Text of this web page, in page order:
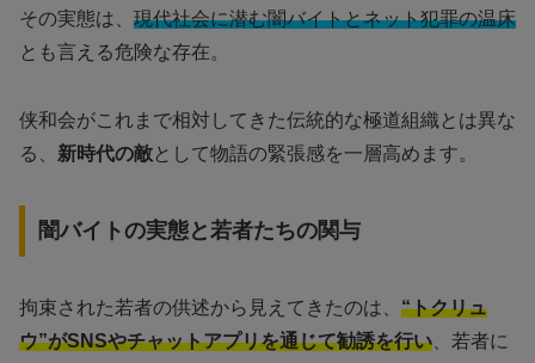
その実態は、 現代社会に潜む闇バイトとネット犯罪の温床
とも言える危険な存在。
侠和会がこれまで相対してきた伝統的な極道組織とは異な
る、 新時代の敵として物語の緊張感を一層高めます。
闇バイトの実態と若者たちの関与
拘束された若者の供述から見えてきたのは、 “トクリュ
ウ”がSNSやチャットアプリを通じて勧誘を行い 、若者に